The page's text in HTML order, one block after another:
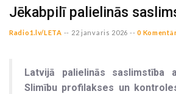
Jēkabpilī palielinās
Radio1.lv/LETA -- 22 janvaris 2026 -- 0
Latvijā palielinās saslimstība
Slimību profilakses un